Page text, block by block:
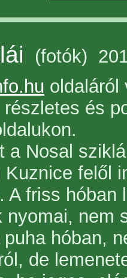
(fotók)
oldaláról
és
a Nosal
Kuznice felől
A friss hóban
nyomai, nem
hóban,
de